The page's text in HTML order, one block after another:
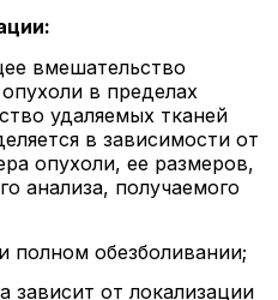
вмешательство
в пределах
удаляемых тканей
в зависимости от
опухоли, ее размеров,
анализа, получаемого
полном обезболивании;
зависит от локализации